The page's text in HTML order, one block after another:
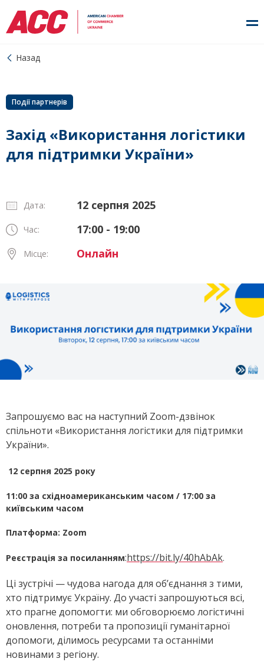
Назад
Події партнерів
Захід «Використання логістики
для підтримки України»
Дата: 12 серпня 2025
Час: 17:00 - 19:00
Місце: Онлайн
Запрошуємо вас на наступний Zoom-дзвінок
спільноти «Використання логістики для підтримки
України».
12 серпня 2025 року
11:00 за східноамериканським часом / 17:00 за
київським часом
Платформа: Zoom
Реєстрація за посиланням:https://bit.ly/40hAbAk.
Ці зустрічі — чудова нагода для об’єднання з тими,
хто підтримує Україну. До участі запрошуються всі,
хто прагне допомогти: ми обговорюємо логістичні
оновлення, потреби та пропозиції гуманітарної
допомоги, ділимось ресурсами та останніми
новинами з регіону.